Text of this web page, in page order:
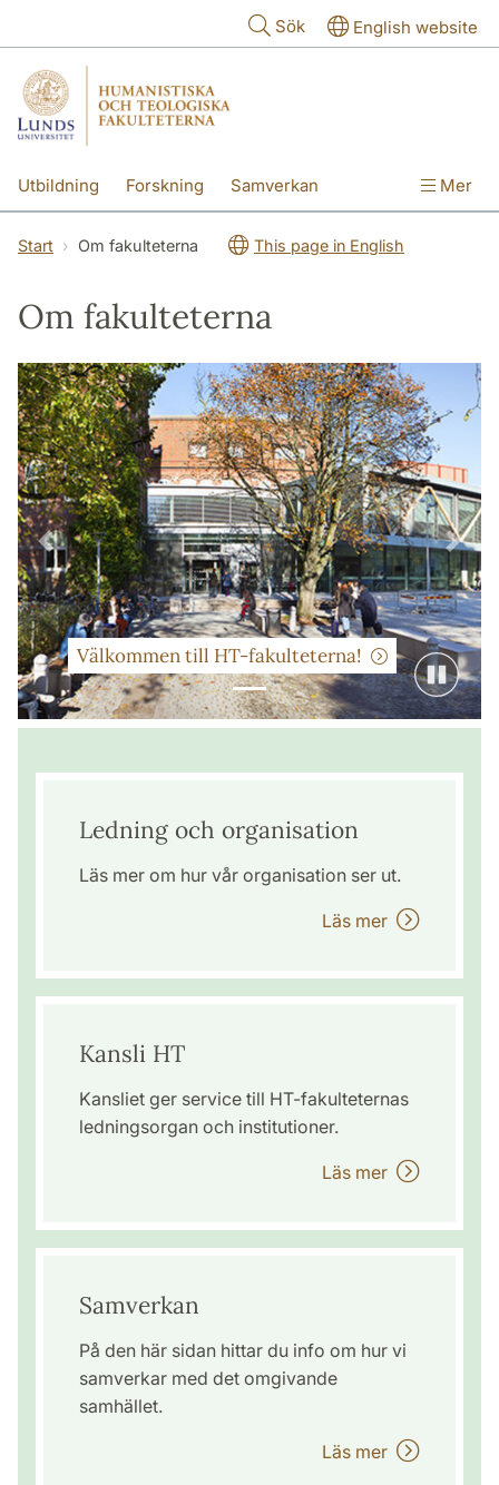
Sök English website
Utbildning Forskning Samverkan
Om fakulteterna
Mer
Start Om fakulteterna This page in English
Om fakulteterna
Välkommen till HT-fakulteterna!
Förra Nästa
Ledning och organisation
Läs mer om hur vår organisation ser ut.
Läs mer
Kansli HT
Kansliet ger service till HT-fakulteternas
ledningsorgan och institutioner.
Läs mer
Samverkan
På den här sidan hittar du info om hur vi
samverkar med det omgivande
samhället.
Läs mer